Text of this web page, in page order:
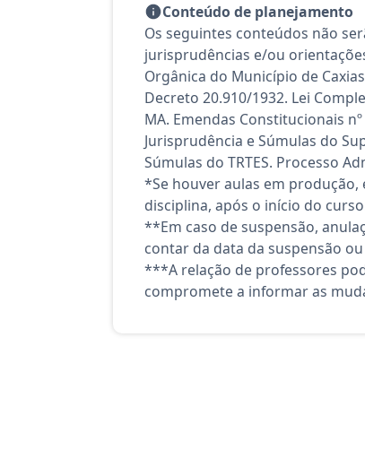
Conteúdo de planejamento
Os seguintes conteúdos não
jurisprudências e/ou
Orgânica do Município de
Decreto 20.910/1932. Lei
MA. Emendas Constitucionais
Jurisprudência e Súmulas do
Súmulas do TRTES. Processo
*Se houver aulas em produção,
disciplina, após o início do
**Em caso de suspensão,
contar da data da suspensão
***A relação de professores
compromete a informar as